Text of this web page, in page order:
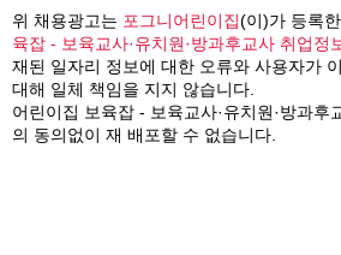
위 채용광고는 포그니어린이집(이)가 등록
육잡 - 보육교사·유치원·방과후교사 취업정
재된 일자리 정보에 대한 오류와 사용자가
대해 일체 책임을 지지 않습니다.
어린이집 보육잡 - 보육교사·유치원·방과후
의 동의없이 재 배포할 수 없습니다.